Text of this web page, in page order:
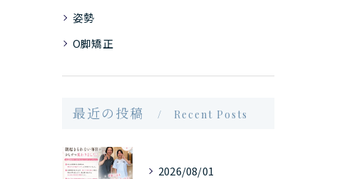
姿勢
O脚矯正
最近の投稿 Recent Posts
2026/08/01